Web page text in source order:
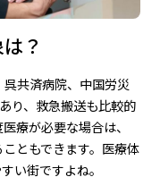
？
共済病院、中国労災
り、救急搬送も比較的
療が必要な場合は、
ともできます。医療体
い街ですよね。